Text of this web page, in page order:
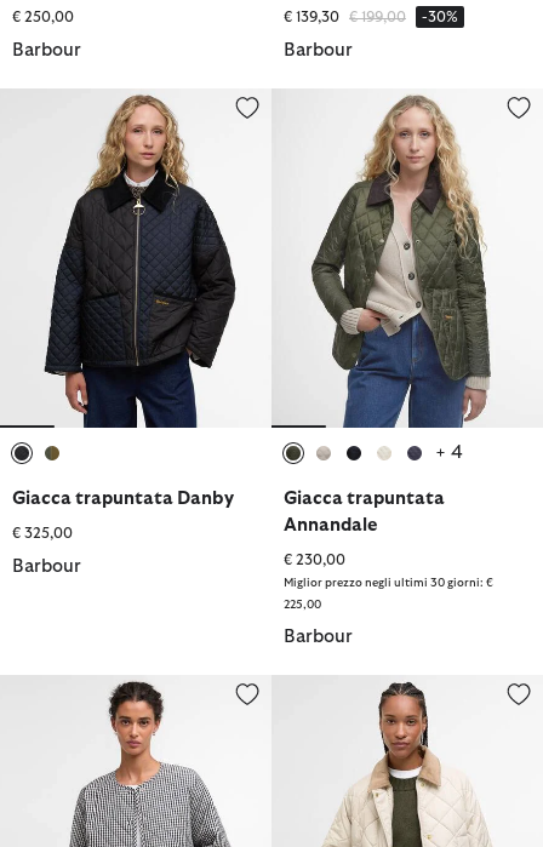
€ 250,00
Barbour
€ 139,30 Prezzo ridotto da
€ 199,00a -30%
Barbour
Giacca trapuntata Danby
Giacca trapuntata Danby
€ 325,00
Barbour
Giacca trapuntata Annandale
+ 4
Giacca trapuntata
Annandale
€ 230,00
Miglior prezzo negli ultimi 30 giorni: €
225,00
Barbour
Giacca trapuntata a quadretti senza colletto Cashel
Giacca trapuntata Aldburgh